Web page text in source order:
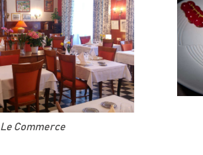
Le Commerce